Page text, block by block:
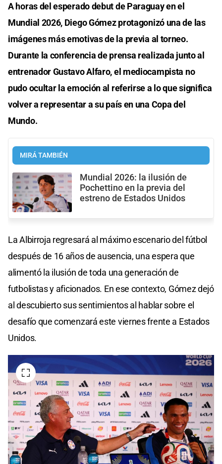
A horas del esperado debut de Paraguay en el
Mundial 2026, Diego Gómez protagonizó una de las
imágenes más emotivas de la previa al torneo.
Durante la conferencia de prensa realizada junto al
entrenador Gustavo Alfaro, el mediocampista no
pudo ocultar la emoción al referirse a lo que significa
volver a representar a su país en una Copa del
Mundo.
MIRÁ TAMBIÉN
Mundial 2026: la ilusión de
Pochettino en la previa del
estreno de Estados Unidos
La Albirroja regresará al máximo escenario del fútbol
después de 16 años de ausencia, una espera que
alimentó la ilusión de toda una generación de
futbolistas y aficionados. En ese contexto, Gómez dejó
al descubierto sus sentimientos al hablar sobre el
desafío que comenzará este viernes frente a Estados
Unidos.